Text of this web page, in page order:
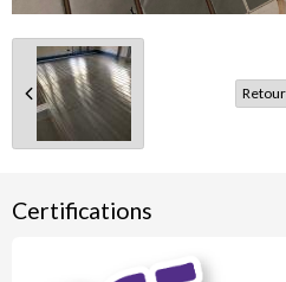
Retour
Certifications